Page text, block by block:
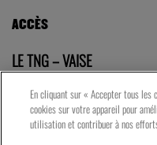
ACCÈS
LE TNG – VAISE
23 rue de Bourgogne – Lyon
LES ATELIERS – PRESQU’ÎLE
En cliquant sur « Accepter tous les
cookies sur votre appareil pour
utilisation et contribuer à nos